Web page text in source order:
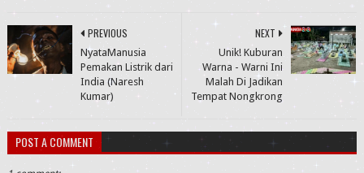
NEXT
Unik! Kuburan
Warna - Warni Ini
Malah Di Jadikan
Tempat Nongkrong
PREVIOUS
NyataManusia
Pemakan Listrik dari
India (Naresh
Kumar)
POST A COMMENT